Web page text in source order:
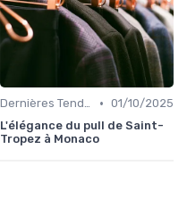
Dernières Tendances de Mode • 01/10/2025
L'élégance du pull de Saint-
Tropez à Monaco